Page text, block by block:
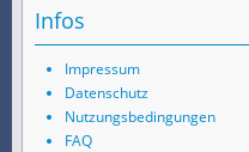
Infos
Impressum
Datenschutz
Nutzungsbedingungen
FAQ